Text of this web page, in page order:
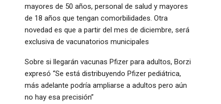
mayores de 50 años, personal de salud y mayores
de 18 años que tengan comorbilidades. Otra
novedad es que a partir del mes de diciembre, será
exclusiva de vacunatorios municipales
Sobre si llegarán vacunas Pfizer para adultos, Borzi
expresó “Se está distribuyendo Pfizer pediátrica,
más adelante podría ampliarse a adultos pero aún
no hay esa precisión”